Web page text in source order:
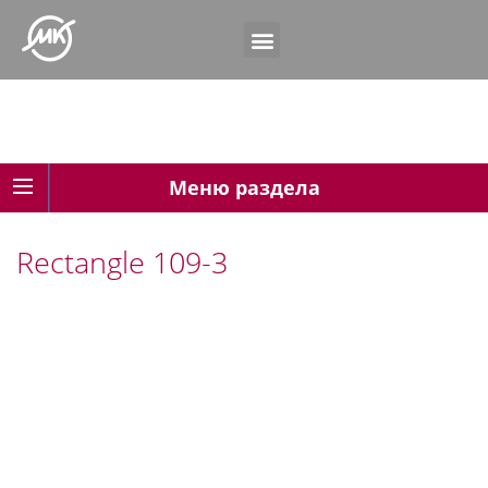
Меню раздела
Rectangle 109-3